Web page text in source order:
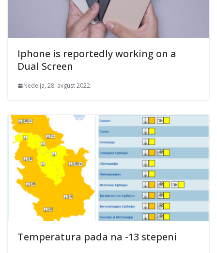
Iphone is reportedly working on a
Dual Screen
Nedelja, 28. avgust 2022.
Temperatura pada na -13 stepeni